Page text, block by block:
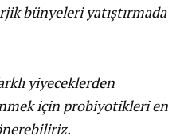
bünyeleri yatıştırmada
yiyeceklerden
için probiyotikleri en